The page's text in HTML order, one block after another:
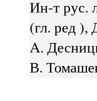
Ин-т рус.
(гл. ред ),
A.
В.